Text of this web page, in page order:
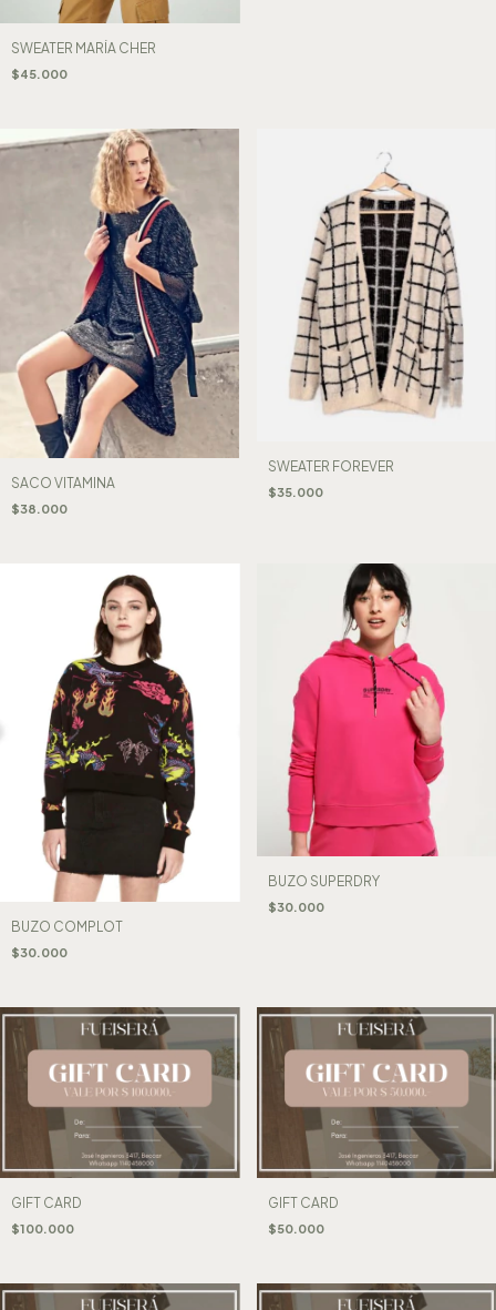
SWEATER MARÍA CHER
$45.000
SACO VITAMINA
$38.000
SWEATER FOREVER
$35.000
BUZO COMPLOT
$30.000
BUZO SUPERDRY
$30.000
GIFT CARD
$100.000
GIFT CARD
$50.000